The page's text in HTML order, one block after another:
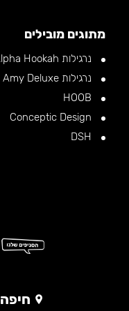
מתוגים מובילים
נרגילות Alpha Hookah
נרגילות Amy Deluxe
חיפה